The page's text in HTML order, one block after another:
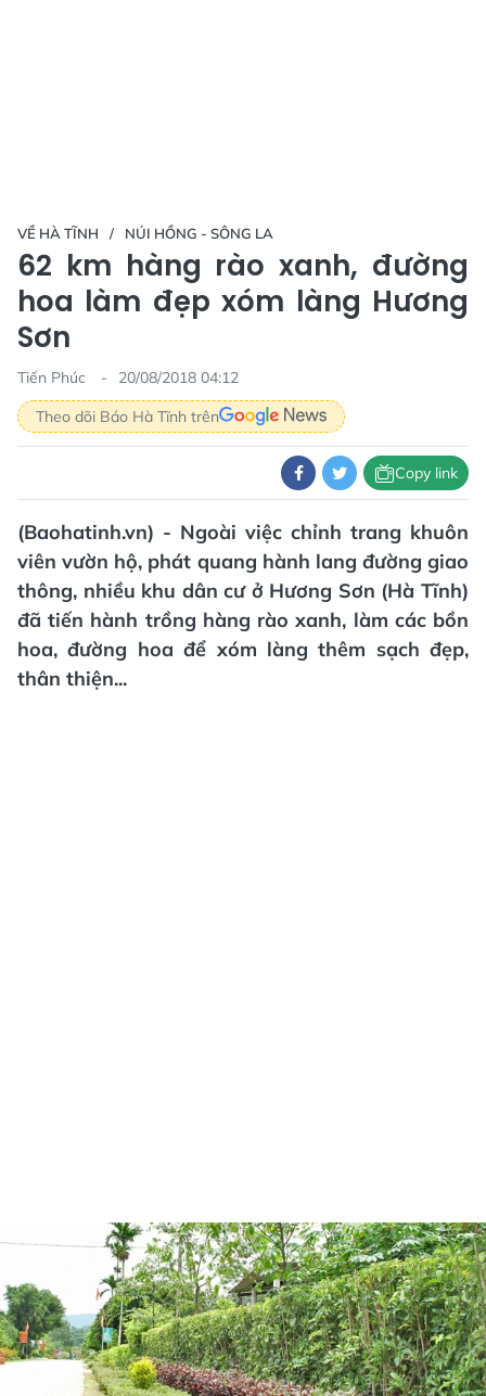
VỀ HÀ TĨNH NÚI HỒNG - SÔNG LA
62 km hàng rào xanh, đường
hoa làm đẹp xóm làng Hương
Sơn
Tiến Phúc
20/08/2018 04:12
Theo dõi Báo Hà Tĩnh trên
Copy link
(Baohatinh.vn) - Ngoài việc chỉnh trang khuôn
viên vườn hộ, phát quang hành lang đường giao
thông, nhiều khu dân cư ở Hương Sơn (Hà Tĩnh)
đã tiến hành trồng hàng rào xanh, làm các bồn
hoa, đường hoa để xóm làng thêm sạch đẹp,
thân thiện...